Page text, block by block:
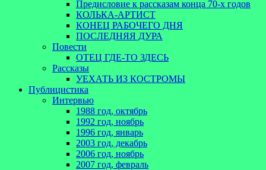
Предисловие к рассказам конца 70-х годов
КОЛЬКА-АРТИСТ
КОНЕЦ РАБОЧЕГО ДНЯ
ПОСЛЕДНЯЯ ДУРА
Повести
ОТЕЦ ГДЕ-ТО ЗДЕСЬ
Рассказы
УЕХАТЬ ИЗ КОСТРОМЫ
Публицистика
Интервью
1988 год, октябрь
1992 год, ноябрь
1996 год, январь
2003 год, декабрь
2006 год, ноябрь
2007 год, февраль